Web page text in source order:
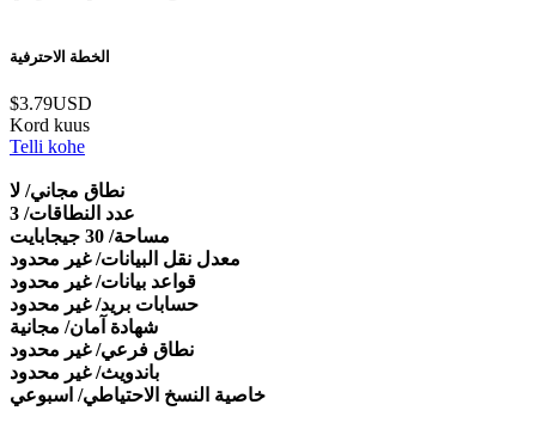
الخطة الاحترفية
$3.79USD
Kord kuus
Telli kohe
نطاق مجاني/ لا
عدد النطاقات/ 3
مساحة/ 30 جيجابايت
معدل نقل البيانات/ غير محدود
قواعد بيانات/ غير محدود
حسابات بريد/ غير محدود
شهادة آمان/ مجانية
نطاق فرعي/ غير محدود
باندويث/ غير محدود
خاصية النسخ الاحتياطي/ اسبوعي